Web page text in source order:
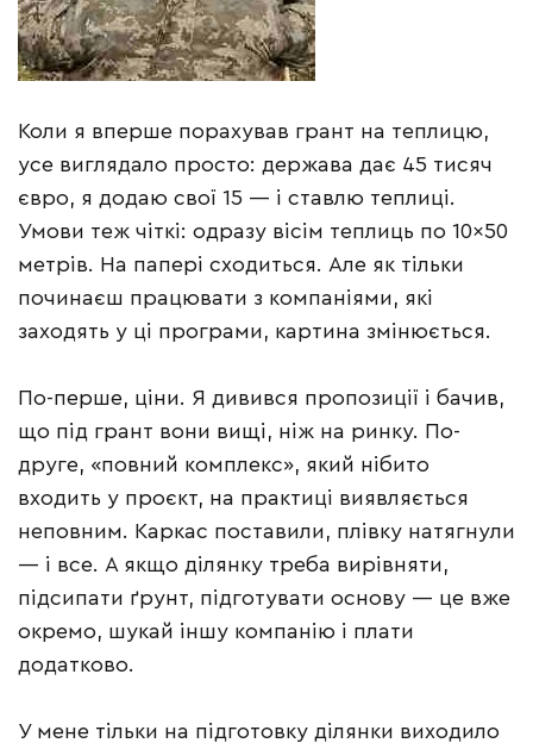
Коли я вперше порахував грант на теплицю,
усе виглядало просто: держава дає 45 тисяч
євро, я додаю свої 15 — і ставлю теплиці.
Умови теж чіткі: одразу вісім теплиць по 10×50
метрів. На папері сходиться. Але як тільки
починаєш працювати з компаніями, які
заходять у ці програми, картина змінюється.
По-перше, ціни. Я дивився пропозиції і бачив,
що під грант вони вищі, ніж на ринку. По-
друге, «повний комплекс», який нібито
входить у проєкт, на практиці виявляється
неповним. Каркас поставили, плівку натягнули
— і все. А якщо ділянку треба вирівняти,
підсипати ґрунт, підготувати основу — це вже
окремо, шукай іншу компанію і плати
додатково.
У мене тільки на підготовку ділянки виходило